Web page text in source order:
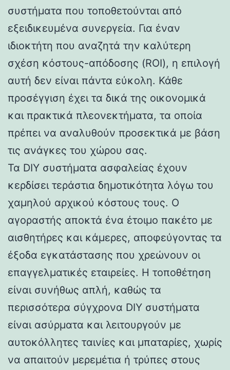
συστήματα που τοποθετούνται από
εξειδικευμένα συνεργεία. Για έναν
ιδιοκτήτη που αναζητά την καλύτερη
σχέση κόστους-απόδοσης (ROI), η επιλογή
αυτή δεν είναι πάντα εύκολη. Κάθε
προσέγγιση έχει τα δικά της οικονομικά
και πρακτικά πλεονεκτήματα, τα οποία
πρέπει να αναλυθούν προσεκτικά με βάση
τις ανάγκες του χώρου σας.
Τα DIY συστήματα ασφαλείας έχουν
κερδίσει τεράστια δημοτικότητα λόγω του
χαμηλού αρχικού κόστους τους. Ο
αγοραστής αποκτά ένα έτοιμο πακέτο με
αισθητήρες και κάμερες, αποφεύγοντας τα
έξοδα εγκατάστασης που χρεώνουν οι
επαγγελματικές εταιρείες. Η τοποθέτηση
είναι συνήθως απλή, καθώς τα
περισσότερα σύγχρονα DIY συστήματα
είναι ασύρματα και λειτουργούν με
αυτοκόλλητες ταινίες και μπαταρίες, χωρίς
να απαιτούν μερεμέτια ή τρύπες στους